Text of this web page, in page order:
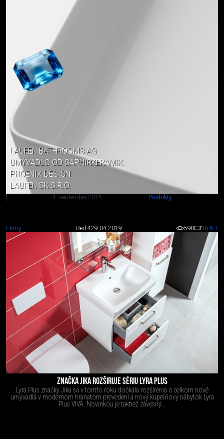
LAUFEN BATHROOMS AG
UMÝVADLO OD SAPHIRKERAMIK
PHOENIX DESIGN
LAUFEN SK S.R.O.
4. september 2015 Produkty
Firmy Red 429.04.2019 598 0+6-1
ZNAČKA JIKA ROZŠIRUJE SÉRIU LYRA PLUS
Lyra Plus značky Jika sa v tomto roku dočkala rozšírenia o celkom nové
umývadlá v modernom hranatom prevedení a nový kúpeľňový nábytok Lyra
Plus VIVA. Novinkou je taktiež závesný...